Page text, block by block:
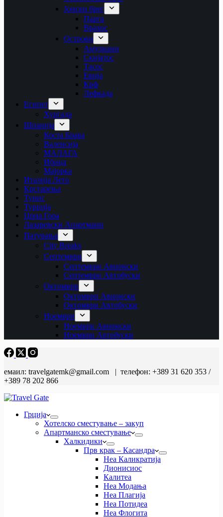
Јонски брег
Парга
Врахос
Острови
Амулиани
Скијатос
Тасос
Евија
Крф
Лефкада
Египет
Хургада
Шпанија
Коста Брава
Валенсија
МАЛАГА
Ибица
Мајорка
Италија Лето
Крстарења
Тунис
Турција
Црна Гора
Лазаревски Апартмани
Патувања
City Breaks
Септември
Септември Авионски
Септември Автобуски
Октомври
Октомври Авионски
Октомври Автобуски
Ноември
Ноември Авионски
Ноември Автобуски
емаил: travelgatemk@gmail.com | телефон: +389 31 620 353 /
+389 78 202 866
Грција
Хотелско сместување – закуп
Апартманско сместување
Халкидики
Прв крак – Касандра
Неа Каликратија
Дионисиос
Калитеа
Неа Модања
Неа Плагија
Неа Потидеа
Неа Флогита